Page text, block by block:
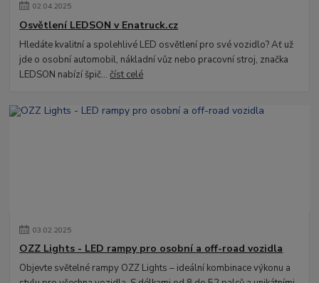
02.04.2025
Osvětlení LEDSON v Enatruck.cz
Hledáte kvalitní a spolehlivé LED osvětlení pro své vozidlo? Ať už
jde o osobní automobil, nákladní vůz nebo pracovní stroj, značka
LEDSON nabízí špič...číst celé
03.02.2025
OZZ Lights - LED rampy pro osobní a off-road vozidla
Objevte světelné rampy OZZ Lights – ideální kombinace výkonu a